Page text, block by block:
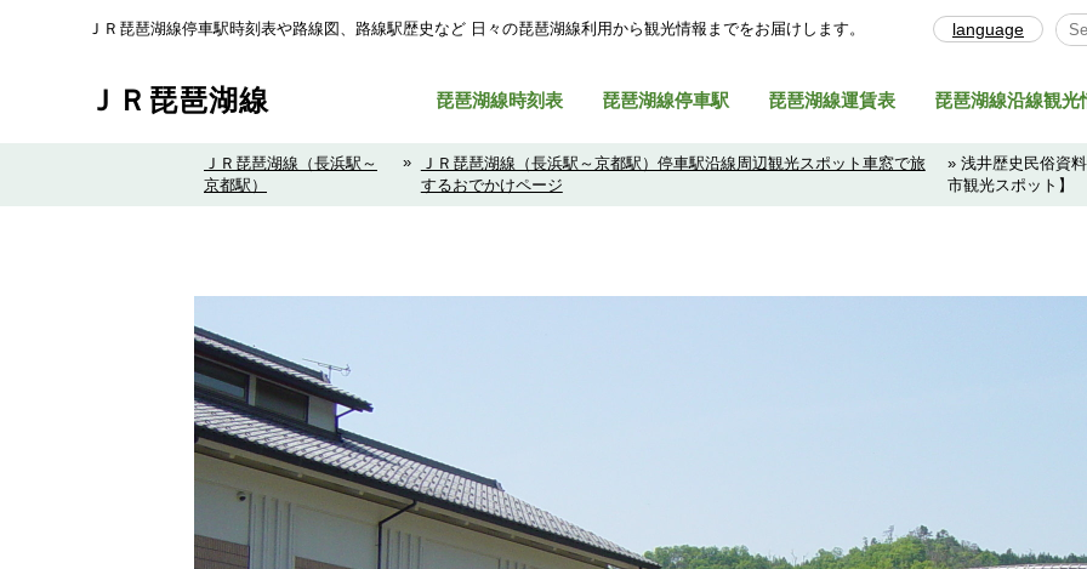
ＪＲ琵琶湖線停車駅時刻表や路線図、路線駅歴史など ⽇々の琵琶湖線利⽤から観光情報までをお届けします。 language
ＪＲ琵琶湖線 琵琶湖線時刻表 琵琶湖線停車駅 琵琶湖線運賃表 琵琶湖線沿線観光
ＪＲ琵琶湖線（長浜駅～
京都駅）
»
ＪＲ琵琶湖線（長浜駅～京都駅）停車駅沿線周辺観光スポット車窓で旅
するおでかけページ
» 浅井歴史民俗資
市観光スポット】